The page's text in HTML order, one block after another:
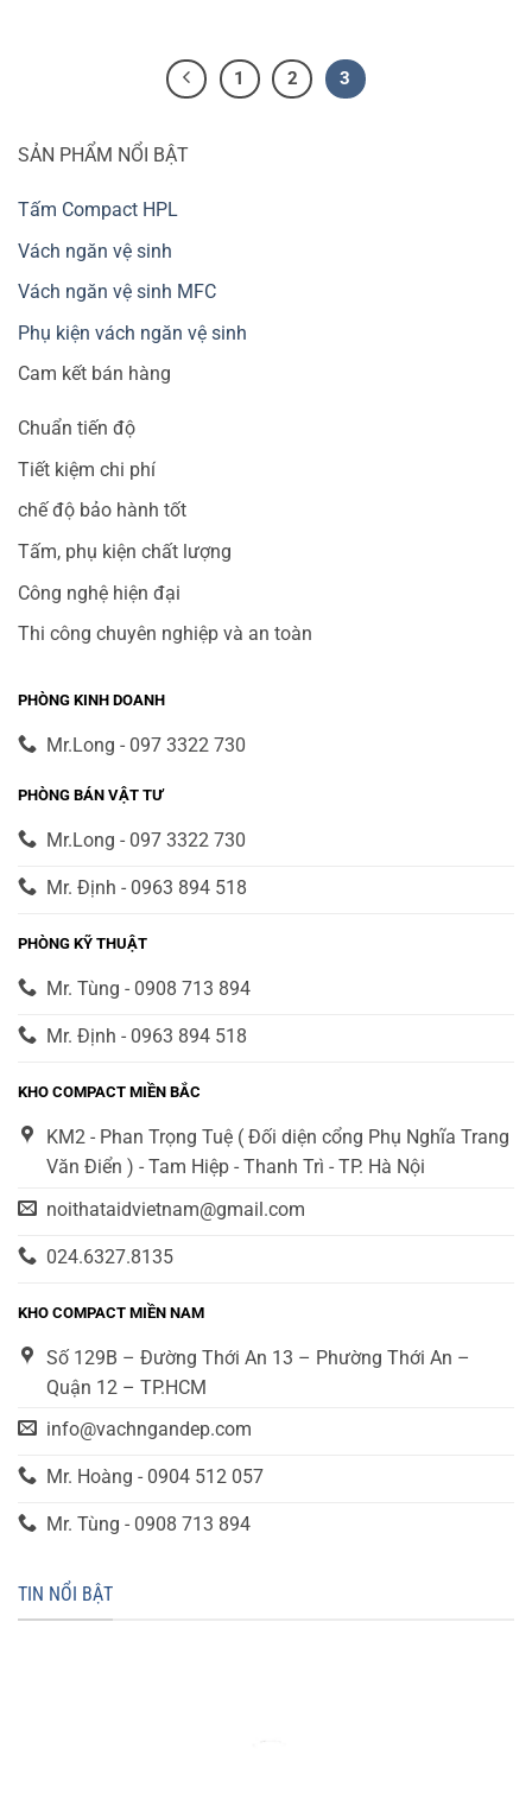
1 2 3
SẢN PHẨM NỔI BẬT
Tấm Compact HPL
Vách ngăn vệ sinh
Vách ngăn vệ sinh MFC
Phụ kiện vách ngăn vệ sinh
Cam kết bán hàng
Chuẩn tiến độ
Tiết kiệm chi phí
chế độ bảo hành tốt
Tấm, phụ kiện chất lượng
Công nghệ hiện đại
Thi công chuyên nghiệp và an toàn
PHÒNG KINH DOANH
Mr.Long - 097 3322 730
PHÒNG BÁN VẬT TƯ
Mr.Long - 097 3322 730
Mr. Định - 0963 894 518
PHÒNG KỸ THUẬT
Mr. Tùng - 0908 713 894
Mr. Định - 0963 894 518
KHO COMPACT MIỀN BẮC
KM2 - Phan Trọng Tuệ ( Đối diện cổng Phụ Nghĩa Trang
Văn Điển ) - Tam Hiệp - Thanh Trì - TP. Hà Nội
noithataidvietnam@gmail.com
024.6327.8135
KHO COMPACT MIỀN NAM
Số 129B – Đường Thới An 13 – Phường Thới An –
Quận 12 – TP.HCM
info@vachngandep.com
Mr. Hoàng - 0904 512 057
Mr. Tùng - 0908 713 894
TIN NỔI BẬT